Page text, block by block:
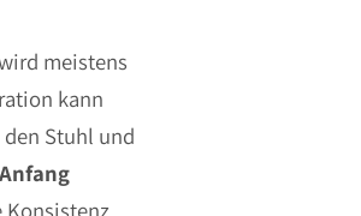
meistens
kann
Stuhl und
Anfang